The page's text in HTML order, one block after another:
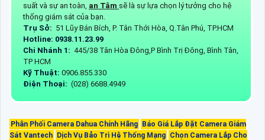
suất và sự an toàn, an Tâm sẽ là sự lựa chọn lý tưởng cho hệ
thống giám sát của bạn.
Trụ Sở: 51 Lũy Bán Bích, P. Tân Thới Hòa, Q.Tân Phú, TP.HCM
Hotline: 0938.11.23.99
Chi Nhánh 1: 445/38 Tân Hòa Đông,P Bình Trị Đông, Bình Tân,
TP HCM
Kỹ Thuật: 0906.855.330
Điện Thoại: (028) 6688.4949
Phân Phối Camera Dahua Chính Hãng Báo Giá Lắp Đặt Camera Giám
Sát Vantech Dịch Vụ Bảo Trì Hệ Thống Mạng Chọn Camera Lắp Cho